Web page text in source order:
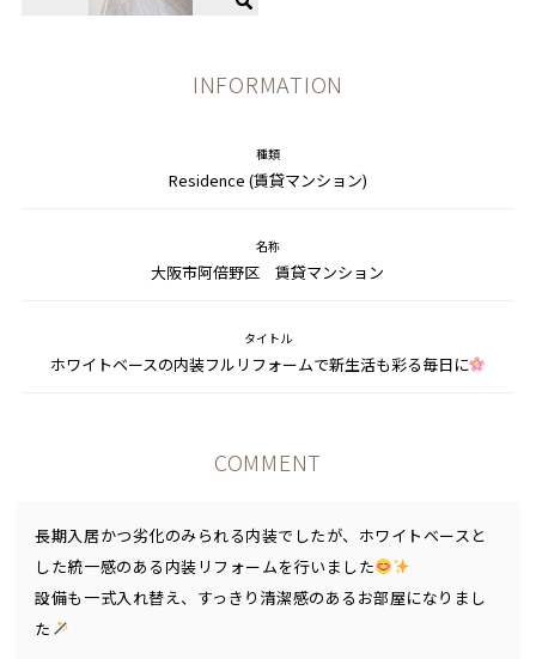
INFORMATION
種類
Residence (賃貸マンション)
名称
大阪市阿倍野区 賃貸マンション
タイトル
ホワイトベースの内装フルリフォームで新生活も彩る毎日に
COMMENT
長期入居かつ劣化のみられる内装でしたが、ホワイトベースと
した統一感のある内装リフォームを行いました
設備も一式入れ替え、すっきり清潔感のあるお部屋になりまし
た